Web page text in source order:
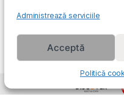
Administrează serviciile
Acceptă
Politică